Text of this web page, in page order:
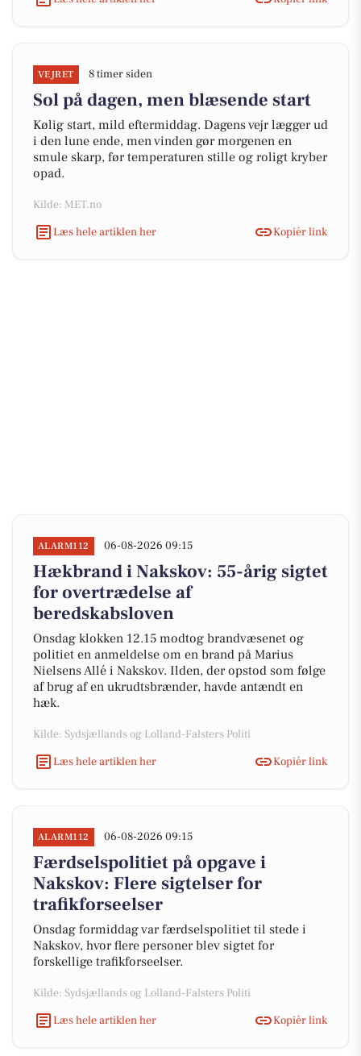
VEJRET 8 timer siden
Sol på dagen, men blæsende start
Kølig start, mild eftermiddag. Dagens vejr lægger ud
i den lune ende, men vinden gør morgenen en
smule skarp, før temperaturen stille og roligt kryber
opad.
Kilde: MET.no
Læs hele artiklen her
Kopiér link
ALARM112 06-08-2026 09:15
Hækbrand i Nakskov: 55-årig sigtet
for overtrædelse af
beredskabsloven
Onsdag klokken 12.15 modtog brandvæsenet og
politiet en anmeldelse om en brand på Marius
Nielsens Allé i Nakskov. Ilden, der opstod som følge
af brug af en ukrudtsbrænder, havde antændt en
hæk.
Kilde: Sydsjællands og Lolland-Falsters Politi
Læs hele artiklen her
Kopiér link
ALARM112 06-08-2026 09:15
Færdselspolitiet på opgave i
Nakskov: Flere sigtelser for
trafikforseelser
Onsdag formiddag var færdselspolitiet til stede i
Nakskov, hvor flere personer blev sigtet for
forskellige trafikforseelser.
Kilde: Sydsjællands og Lolland-Falsters Politi
Læs hele artiklen her
Kopiér link